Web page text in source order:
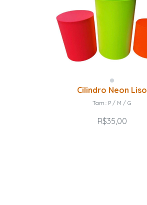
Cilindro Neon Liso
Tam.: P / M / G
R$35,00